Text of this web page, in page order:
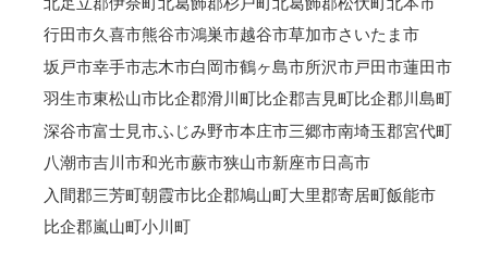
行田市久喜市熊谷市鴻巣市越谷市草加市さいたま市
坂戸市幸手市志木市白岡市鶴ヶ島市所沢市戸田市蓮田市
羽生市東松山市比企郡滑川町比企郡吉見町比企郡川島町
深谷市富士見市ふじみ野市本庄市三郷市南埼玉郡宮代町
八潮市吉川市和光市蕨市狭山市新座市日高市
入間郡三芳町朝霞市比企郡鳩山町大里郡寄居町飯能市
比企郡嵐山町小川町